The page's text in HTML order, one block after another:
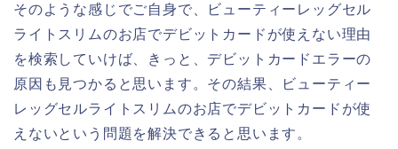
そのような感じでご自身で、ビューティーレッグセル
ライトスリムのお店でデビットカードが使えない理由
を検索していけば、きっと、デビットカードエラーの
原因も見つかると思います。その結果、ビューティー
レッグセルライトスリムのお店でデビットカードが使
えないという問題を解決できると思います。